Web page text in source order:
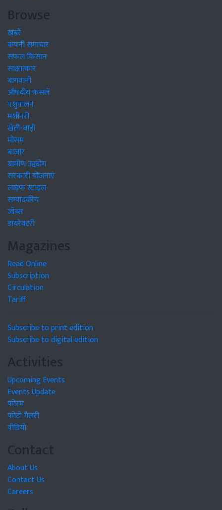
Browse
खबरें
कंपनी समाचार
सफल किसान
साक्षात्कार
बागवानी
औषधीय फसलें
पशुपालन
मशीनरी
खेती-बाड़ी
मौसम
बाजार
ग्रामीण उद्द्योग
सरकारी योजनाएं
लाइफ स्टाइल
सम्पादकीय
जॉब्स
डायरेक्टरी
Magazines
Read Online
Subscription
Circulation
Tariff
Subscribe to print edition
Subscribe to digital edition
Activities
Upcoming Events
Events Update
फोरम
फोटो गैलरी
वीडियो
Contact
About Us
Contact Us
Careers